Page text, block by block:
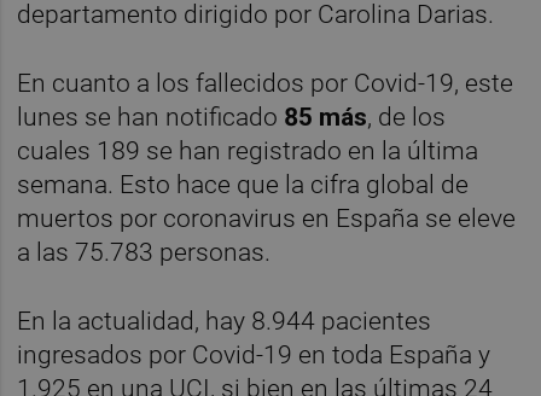
departamento dirigido por Carolina Darias.
En cuanto a los fallecidos por Covid-19, este
lunes se han notificado 85 más, de los
cuales 189 se han registrado en la última
semana. Esto hace que la cifra global de
muertos por coronavirus en España se eleve
a las 75.783 personas.
En la actualidad, hay 8.944 pacientes
ingresados por Covid-19 en toda España y
1.925 en una UCI, si bien en las últimas 24